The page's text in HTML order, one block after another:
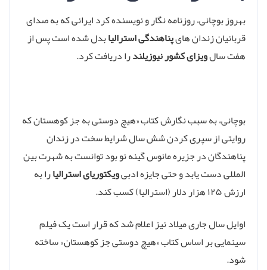
بهروز بوچانی، روزنامه نگار و نویسنده کرد ایرانی که به صدای
قربانیان زندان هایپناهندگی استرالیابدل شده است پس از
هفت سالویزای کشور نیوزیلندرا دریافت کرد.
بوچانی، به سبب نگارش کتاب «هیچ دوستی به جز کوهستان که
روایتی از سپری کردن شش سال شرایط سخت در زندان
پناهندگان در جزیره مانوس گینه نو بود توانست به شهرت بین
المللی دست یابد و حتی جایزه­‌ ادبیویکتوریای استرالیارا به
ارزش ۱۲۵ هزار دلار (استرالیا) کسب کند.
اوایل سال جاری میلاد نیز اعلام شد که قرار است یک فیلم
سینمایی بر اساس کتاب «هیچ دوستی جز کوهستان» ساخته
شود.